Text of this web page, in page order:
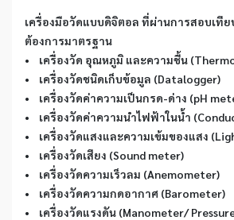
เครื่องมือวัดแบบดิจิตอล ที่ผ่านการสอบเที
ต้องการมาตรฐาน
•    เครื่องวัด อุณหภูมิ และความชื้น
•    เครื่องวัดชนิดเก็บข้อมูล (Datalogger)
•    เครื่องวัดค่าความเป็นกรด-ด่าง (pH
•    เครื่องวัดค่าความนำไฟฟ้าในน้ำ
•    เครื่องวัดแสงและความเข้มของแสง
•    เครื่องวัดเสียง (Sound meter)
•    เครื่องวัดความเร็วลม (Anemometer)
•    เครื่องวัดความกดอากาศ (Barometer)
•    เครื่องวัดแรงดัน (Manometer/